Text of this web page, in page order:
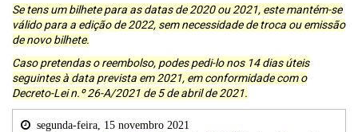
Se tens um bilhete para as datas de 2020 ou 2021, este mantém-se
válido para a edição de 2022, sem necessidade de troca ou emissão
de novo bilhete.
Caso pretendas o reembolso, podes pedi-lo nos 14 dias úteis
seguintes à data prevista em 2021, em conformidade com o
Decreto-Lei n.º 26-A/2021 de 5 de abril de 2021.
segunda-feira, 15 novembro 2021